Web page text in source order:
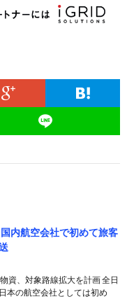
内航空会社で初めて旅客
資、対象路線拡大を計画 全日
本の航空会社としては初め